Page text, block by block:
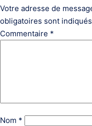
Votre adresse de
obligatoires sont
Commentaire *
Nom *